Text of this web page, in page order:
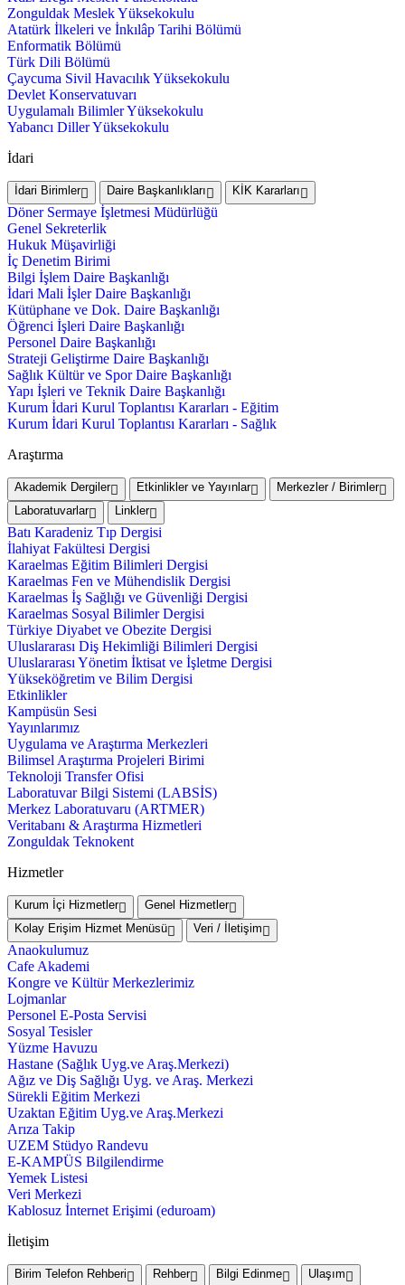
Zonguldak Meslek Yüksekokulu
Atatürk İlkeleri ve İnkılâp Tarihi Bölümü
Enformatik Bölümü
Türk Dili Bölümü
Çaycuma Sivil Havacılık Yüksekokulu
Devlet Konservatuvarı
Uygulamalı Bilimler Yüksekokulu
Yabancı Diller Yüksekokulu
İdari
İdari Birimler Daire Başkanlıkları KİK Kararları
Döner Sermaye İşletmesi Müdürlüğü
Genel Sekreterlik
Hukuk Müşavirliği
İç Denetim Birimi
Bilgi İşlem Daire Başkanlığı
İdari Mali İşler Daire Başkanlığı
Kütüphane ve Dok. Daire Başkanlığı
Öğrenci İşleri Daire Başkanlığı
Personel Daire Başkanlığı
Strateji Geliştirme Daire Başkanlığı
Sağlık Kültür ve Spor Daire Başkanlığı
Yapı İşleri ve Teknik Daire Başkanlığı
Kurum İdari Kurul Toplantısı Kararları - Eğitim
Kurum İdari Kurul Toplantısı Kararları - Sağlık
Araştırma
Akademik Dergiler Etkinlikler ve Yayınlar
Merkezler / Birimler
Laboratuvarlar
Linkler
Batı Karadeniz Tıp Dergisi
İlahiyat Fakültesi Dergisi
Karaelmas Eğitim Bilimleri Dergisi
Karaelmas Fen ve Mühendislik Dergisi
Karaelmas İş Sağlığı ve Güvenliği Dergisi
Karaelmas Sosyal Bilimler Dergisi
Türkiye Diyabet ve Obezite Dergisi
Uluslararası Diş Hekimliği Bilimleri Dergisi
Uluslararası Yönetim İktisat ve İşletme Dergisi
Yükseköğretim ve Bilim Dergisi
Etkinlikler
Kampüsün Sesi
Yayınlarımız
Uygulama ve Araştırma Merkezleri
Bilimsel Araştırma Projeleri Birimi
Teknoloji Transfer Ofisi
Laboratuvar Bilgi Sistemi (LABSİS)
Merkez Laboratuvaru (ARTMER)
Veritabanı & Araştırma Hizmetleri
Zonguldak Teknokent
Hizmetler
Kurum İçi Hizmetler
Genel Hizmetler
Kolay Erişim Hizmet Menüsü
Veri / İletişim
Anaokulumuz
Cafe Akademi
Kongre ve Kültür Merkezlerimiz
Lojmanlar
Personel E-Posta Servisi
Sosyal Tesisler
Yüzme Havuzu
Hastane (Sağlık Uyg.ve Araş.Merkezi)
Ağız ve Diş Sağlığı Uyg. ve Araş. Merkezi
Sürekli Eğitim Merkezi
Uzaktan Eğitim Uyg.ve Araş.Merkezi
Arıza Takip
UZEM Stüdyo Randevu
E-KAMPÜS Bilgilendirme
Yemek Listesi
Veri Merkezi
Kablosuz İnternet Erişimi (eduroam)
İletişim
Birim Telefon Rehberi Rehber Bilgi Edinme Ulaşım